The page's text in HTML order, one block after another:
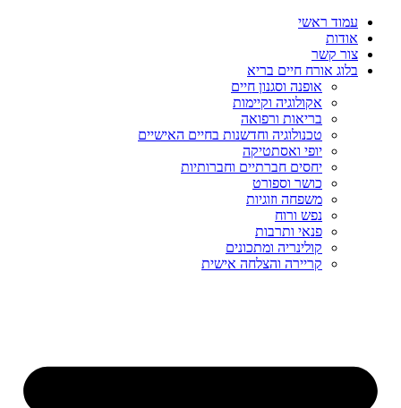
עמוד ראשי
אודות
צור קשר
בלוג אורח חיים בריא
אופנה וסגנון חיים
אקולוגיה וקיימות
בריאות ורפואה
טכנולוגיה וחדשנות בחיים האישיים
יופי ואסתטיקה
יחסים חברתיים וחברותיות
כושר וספורט
משפחה וזוגיות
נפש ורוח
פנאי ותרבות
קולינריה ומתכונים
קריירה והצלחה אישית